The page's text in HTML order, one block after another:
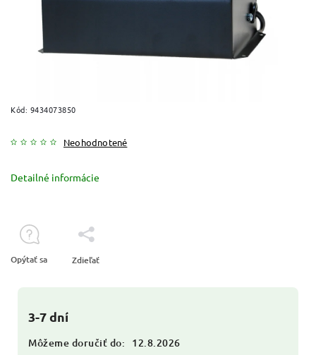
Kód: 9434073850
Neohodnotené
3-7 dní
Môžeme doručiť do: 12.8.2026
Detailné informácie
Opýtať sa Zdieľať